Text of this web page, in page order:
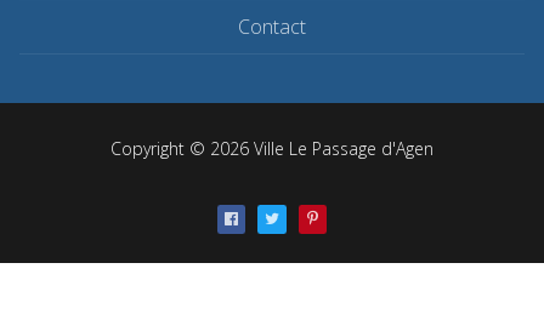
Contact
Copyright © 2026 Ville Le Passage d'Agen